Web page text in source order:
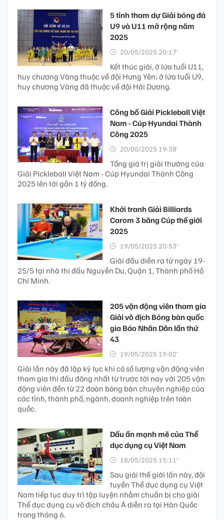
5 tỉnh tham dự Giải bóng đá
U9 và U11 mở rộng năm
2025
20/05/2025 20:17’
Kết thúc giải, ở lứa tuổi U11,
huy chương Vàng thuộc về đội Hưng Yên; ở lứa tuổi U9,
huy chương Vàng đã thuộc về đội Hải Dương.
Công bố Giải Pickleball Việt
Nam - Cúp Hyundai Thành
Công 2025
20/05/2025 19:38’
Tổng giá trị giải thưởng của
Giải Pickleball Việt Nam - Cúp Hyundai Thành Công
2025 lên tới gần 1 tỷ đồng.
Khởi tranh Giải Billiards
Carom 3 băng Cúp thế giới
2025
19/05/2025 20:53’
Giải đấu diễn ra từ ngày 19-
25/5 tại nhà thi đấu Nguyễn Du, Quận 1, Thành phố Hồ
Chí Minh.
205 vận động viên tham gia
Giải vô địch Bóng bàn quốc
gia Báo Nhân Dân lần thứ
43
19/05/2025 19:02’
Giải lần này đã lập kỷ lục khi có số lượng vận động viên
tham gia thi đấu đông nhất từ trước tới nay với 205 vận
động viên đến từ 22 đoàn bóng bàn chuyên nghiệp của
các tỉnh, thành phố, ngành, doanh nghiệp trên toàn
quốc.
Dấu ấn mạnh mẽ của Thể
dục dụng cụ Việt Nam
18/05/2025 15:11’
Sau giải thế giới lần này, đội
tuyển Thể dục dụng cụ Việt
Nam tiếp tục duy trì tập luyện nhằm chuẩn bị cho giải
Thể dục dụng cụ vô địch châu Á diễn ra tại Hàn Quốc
trong tháng 6.